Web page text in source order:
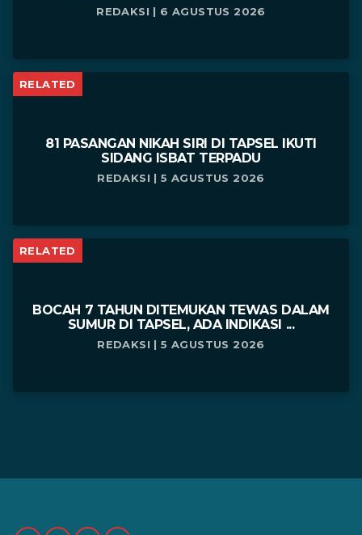
REDAKSI | 6 AGUSTUS 2026
RELATED
81 PASANGAN NIKAH SIRI DI TAPSEL IKUTI
SIDANG ISBAT TERPADU
REDAKSI | 5 AGUSTUS 2026
RELATED
BOCAH 7 TAHUN DITEMUKAN TEWAS DALAM
SUMUR DI TAPSEL, ADA INDIKASI ...
REDAKSI | 5 AGUSTUS 2026